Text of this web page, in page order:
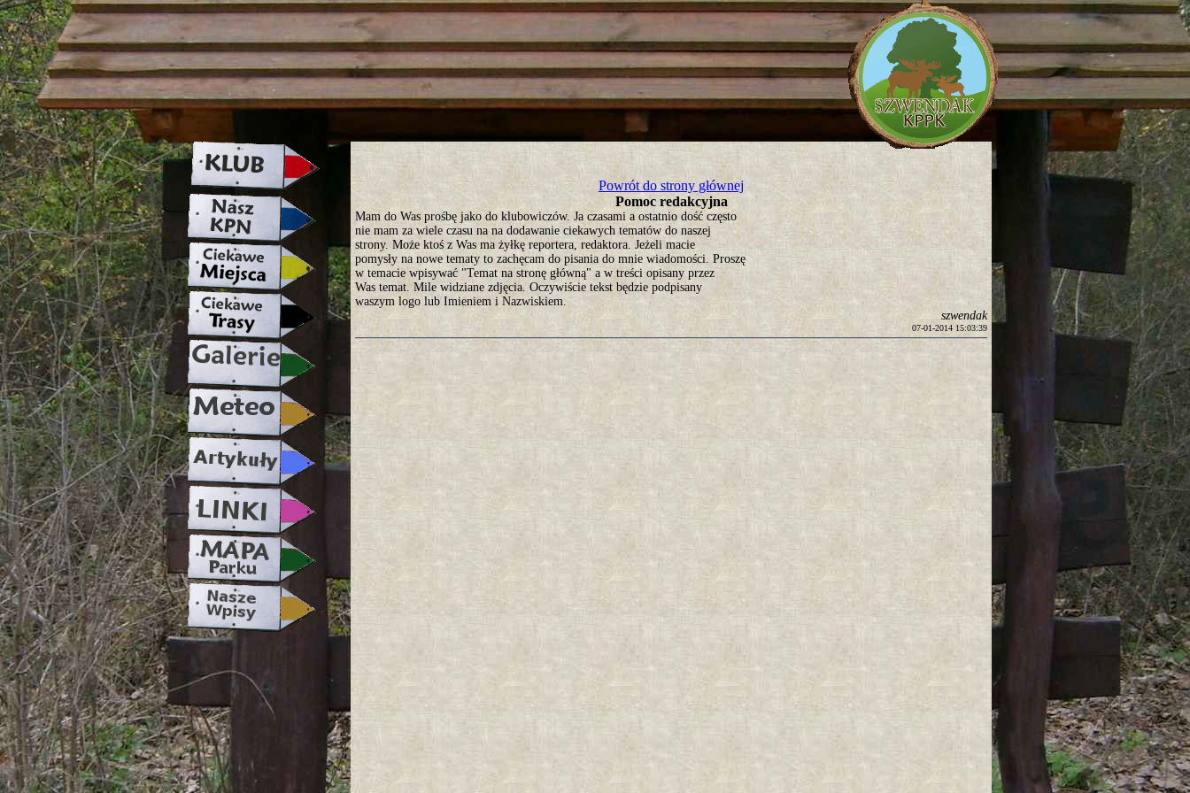
strona w naprawie zapraszamy jutro ;)
Powrót do strony głównej
Pomoc redakcyjna
Mam do Was prośbę jako do klubowiczów. Ja czasami a ostatnio dość często
nie mam za wiele czasu na na dodawanie ciekawych tematów do naszej
strony. Może ktoś z Was ma żyłkę reportera, redaktora. Jeżeli macie
pomysły na nowe tematy to zachęcam do pisania do mnie wiadomości. Proszę
w temacie wpisywać "Temat na stronę główną" a w treści opisany przez
Was temat. Mile widziane zdjęcia. Oczywiście tekst będzie podpisany
waszym logo lub Imieniem i Nazwiskiem.
szwendak
07-01-2014 15:03:39